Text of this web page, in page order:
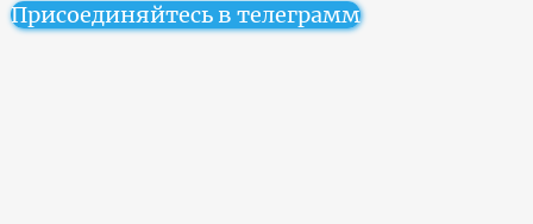
Присоединяйтесь в телеграмм